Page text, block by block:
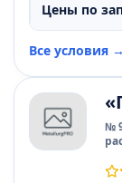
Цены по
Все условия →
№